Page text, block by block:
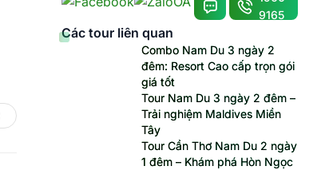
9165
Các tour liên quan
Combo Nam Du 3 ngày 2
đêm: Resort Cao cấp trọn gói
giá tốt
Tour Nam Du 3 ngày 2 đêm –
Trải nghiệm Maldives Miền
Tây
Tour Cần Thơ Nam Du 2 ngày
1 đêm – Khám phá Hòn Ngọc